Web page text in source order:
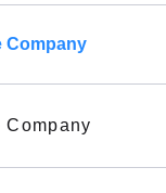
Company
Company